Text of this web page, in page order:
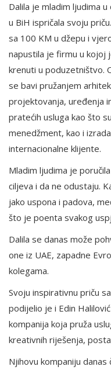
Dalila je mladim ljudima
u BiH ispričala svoju
sa 100 KM u džepu i
napustila je firmu u kojoj
krenuti u poduzetništvo.
se bavi pružanjem
projektovanja, uređenja
pratećih usluga kao što
menedžment, kao i
internacionalne klijente.
Mladim ljudima je
ciljeva i da ne odustaju.
jako uspona i padova,
što je poenta svakog
Dalila se danas može
one iz UAE, zapadne
kolegama.
Svoju inspirativnu priču
podijelio je i Edin
kompanija koja pruža
kreativnih riješenja,
Njihovu kompaniju